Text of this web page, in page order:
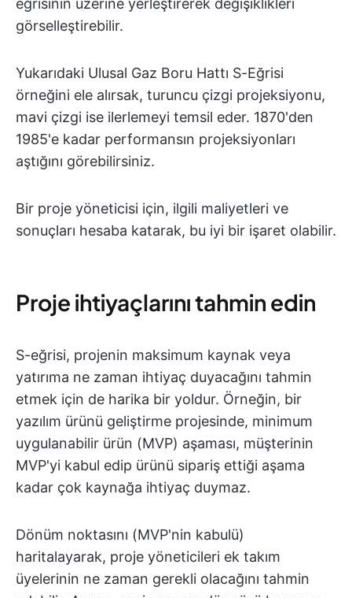
eğrisinin üzerine yerleştirerek değişiklikleri
görselleştirebilir.
Yukarıdaki Ulusal Gaz Boru Hattı S-Eğrisi
örneğini ele alırsak, turuncu çizgi projeksiyonu,
mavi çizgi ise ilerlemeyi temsil eder. 1870'den
1985'e kadar performansın projeksiyonları
aştığını görebilirsiniz.
Bir proje yöneticisi için, ilgili maliyetleri ve
sonuçları hesaba katarak, bu iyi bir işaret olabilir.
Proje ihtiyaçlarını tahmin edin
S-eğrisi, projenin maksimum kaynak veya
yatırıma ne zaman ihtiyaç duyacağını tahmin
etmek için de harika bir yoldur. Örneğin, bir
yazılım ürünü geliştirme projesinde, minimum
uygulanabilir ürün (MVP) aşaması, müşterinin
MVP'yi kabul edip ürünü sipariş ettiği aşama
kadar çok kaynağa ihtiyaç duymaz.
Dönüm noktasını (MVP'nin kabulü)
haritalayarak, proje yöneticileri ek takım
üyelerinin ne zaman gerekli olacağını tahmin